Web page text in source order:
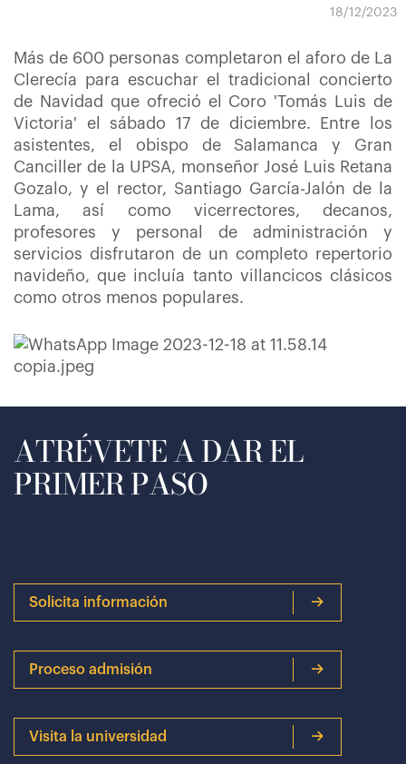
18/12/2023
Más de 600 personas completaron el aforo de La
Clerecía para escuchar el tradicional concierto
de Navidad que ofreció el Coro 'Tomás Luis de
Victoria' el sábado 17 de diciembre. Entre los
asistentes, el obispo de Salamanca y Gran
Canciller de la UPSA, monseñor José Luis Retana
Gozalo, y el rector, Santiago García-Jalón de la
Lama, así como vicerrectores, decanos,
profesores y personal de administración y
servicios disfrutaron de un completo repertorio
navideño, que incluía tanto villancicos clásicos
como otros menos populares.
ATRÉVETE A DAR EL
PRIMER PASO
Solicita información
Proceso admisión
Visita la universidad